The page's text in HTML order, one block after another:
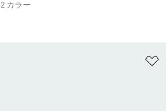
2 カラー